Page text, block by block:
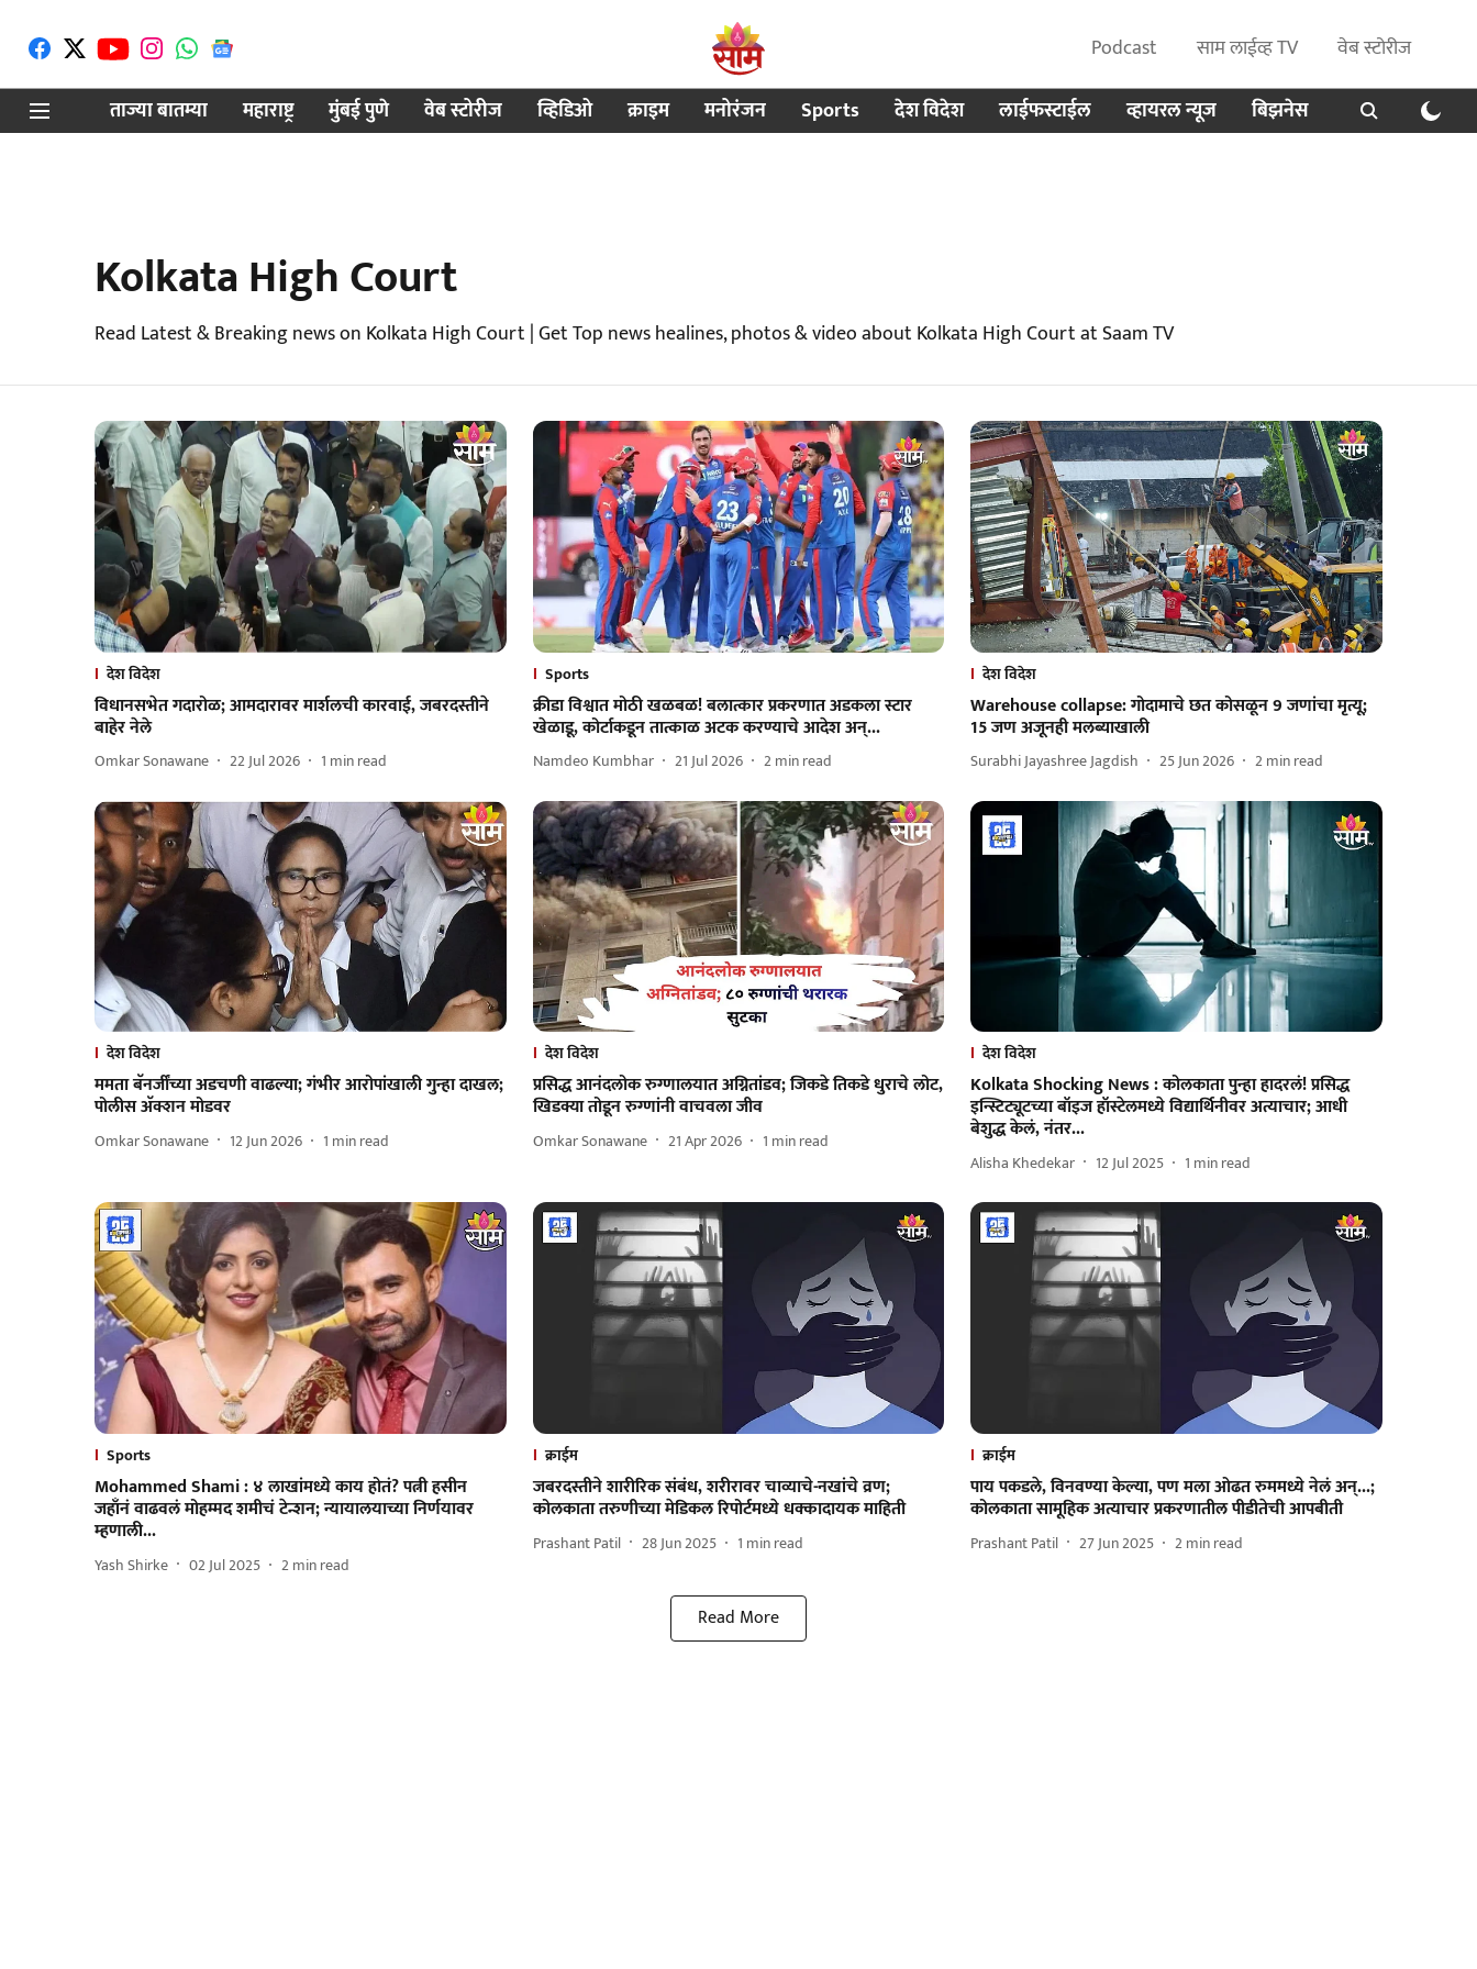
Podcast साम लाईव्ह TV
वेब स्टोरीज
ताज्या बातम्या
महाराष्ट्र मुंबई पुणे वेब स्टोरीज व्हिडिओ क्राइम मनोरंजन Sports देश विदेश लाईफस्टाईल व्हायरल न्यूज बिझनेस
Kolkata High Court
Read Latest & Breaking news on Kolkata High Court | Get Top news healines, photos & video about Kolkata High Court at Saam TV
देश विदेश
विधानसभेत गदारोळ; आमदारावर मार्शलची कारवाई, जबरदस्तीने
बाहेर नेले
Omkar Sonawane 22 Jul 2026 1 min read
Sports
क्रीडा विश्वात मोठी खळबळ! बलात्कार प्रकरणात अडकला स्टार
खेळाडू, कोर्टाकडून तात्काळ अटक करण्याचे आदेश अन्...
Namdeo Kumbhar 21 Jul 2026 2min read
देश विदेश
Warehouse collapse: गोदामाचे छत कोसळून 9 जणांचा मृत्यू;
15 जण अजूनही मलब्याखाली
Surabhi Jayashree Jagdish 25 Jun 2026 2min read
देश विदेश
ममता बॅनर्जींच्या अडचणी वाढल्या; गंभीर आरोपांखाली गुन्हा दाखल;
पोलीस अ‍ॅक्शन मोडवर
Omkar Sonawane 12 Jun 2026 1 min read
देश विदेश
प्रसिद्ध आनंदलोक रुग्णालयात अग्नितांडव; जिकडे तिकडे धुराचे लोट,
खिडक्या तोडून रुग्णांनी वाचवला जीव
Omkar Sonawane 21 Apr 2026 1 min read
देश विदेश
Kolkata Shocking News : कोलकाता पुन्हा हादरलं! प्रसिद्ध
इन्स्टिट्यूटच्या बॉइज हॉस्टेलमध्ये विद्यार्थिनीवर अत्याचार; आधी
बेशुद्ध केलं, नंतर...
Alisha Khedekar 12 Jul 2025 1 min read
Sports
Mohammed Shami : ४ लाखांमध्ये काय होतं? पत्नी हसीन
जहाँनं वाढवलं मोहम्मद शमीचं टेन्शन; न्यायालयाच्या निर्णयावर
म्हणाली...
Yash Shirke 02 Jul 2025 2min read
क्राईम
जबरदस्तीने शारीरिक संबंध, शरीरावर चाव्याचे-नखांचे व्रण;
कोलकाता तरुणीच्या मेडिकल रिपोर्टमध्ये धक्कादायक माहिती
Prashant Patil 28 Jun 2025 1 min read
क्राईम
पाय पकडले, विनवण्या केल्या, पण मला ओढत रुममध्ये नेलं अन्...;
कोलकाता सामूहिक अत्याचार प्रकरणातील पीडीतेची आपबीती
Prashant Patil 27 Jun 2025 2min read
Read More